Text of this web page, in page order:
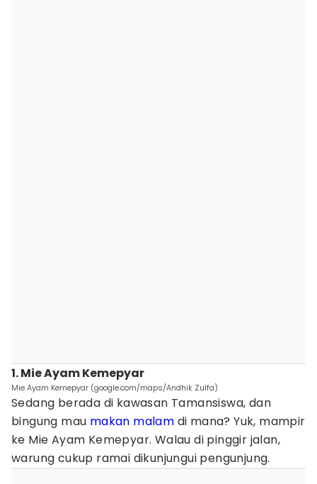
1. Mie Ayam Kemepyar
Mie Ayam Kemepyar (google.com/maps/Andhik Zulfa)
Sedang berada di kawasan Tamansiswa, dan
bingung mau makan malam di mana? Yuk, mampir
ke Mie Ayam Kemepyar. Walau di pinggir jalan,
warung cukup ramai dikunjungui pengunjung.